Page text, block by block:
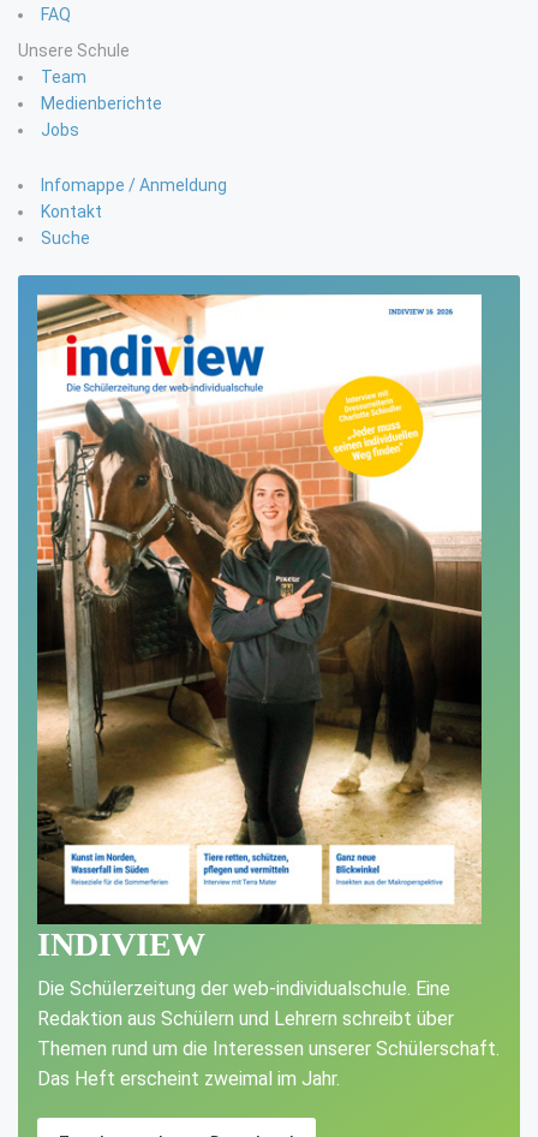
FAQ
Unsere Schule
Team
Medienberichte
Jobs
Infomappe / Anmeldung
Kontakt
Suche
INDIVIEW
Die Schülerzeitung der web-individualschule. Eine
Redaktion aus Schülern und Lehrern schreibt über
Themen rund um die Interessen unserer Schülerschaft.
Das Heft erscheint zweimal im Jahr.